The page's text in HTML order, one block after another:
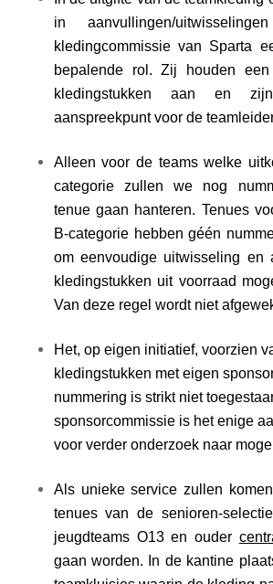
in aanvullingen/
kledingcommissie van Sparta
bepalende rol. Zij houden
kledingstukken aan en
aanspreekpunt voor de
Alleen voor de teams welke
categorie zullen we nog
tenue gaan hanteren. Tenues
B-categorie hebben géén
om eenvoudige uitwisseling en
kledingstukken uit voorraad
Van deze regel wordt niet
Het, op eigen initiatief, voorzien
kledingstukken met eigen
nummering is strikt niet
sponsorcommissie is het enige
voor verder onderzoek naar
Als unieke service zullen
tenues van de senioren-
jeugdteams O13 en ouder
gaan worden. In de kantine